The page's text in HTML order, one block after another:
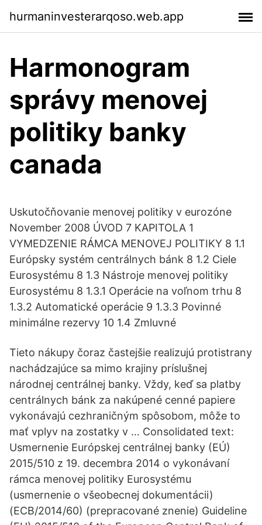
hurmaninvesterarqoso.web.app
Harmonogram
správy menovej
politiky banky
canada
Uskutočňovanie menovej politiky v eurozóne
November 2008 ÚVOD 7 KAPITOLA 1
VYMEDZENIE RÁMCA MENOVEJ POLITIKY 8 1.1
Európsky systém centrálnych bánk 8 1.2 Ciele
Eurosystému 8 1.3 Nástroje menovej politiky
Eurosystému 8 1.3.1 Operácie na voľnom trhu 8
1.3.2 Automatické operácie 9 1.3.3 Povinné
minimálne rezervy 10 1.4 Zmluvné
Tieto nákupy čoraz častejšie realizujú protistrany
nachádzajúce sa mimo krajiny príslušnej
národnej centrálnej banky. Vždy, keď sa platby
centrálnych bánk za nakúpené cenné papiere
vykonávajú cezhraničným spôsobom, môže to
mať vplyv na zostatky v … Consolidated text:
Usmernenie Európskej centrálnej banky (EÚ)
2015/510 z 19. decembra 2014 o vykonávaní
rámca menovej politiky Eurosystému
(usmernenie o všeobecnej dokumentácii)
(ECB/2014/60) (prepracované znenie) Guideline